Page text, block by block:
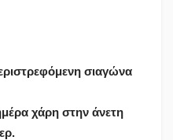
σιαγώνα
χάρη στην άνετη